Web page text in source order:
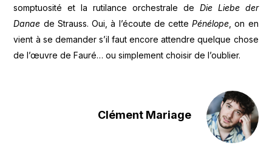
somptuosité et la rutilance orchestrale de Die Liebe der
Danae de Strauss. Oui, à l’écoute de cettePénélope, on en
vient à se demander s’il faut encore attendre quelque chose
de l’œuvre de Fauré… ou simplement choisir de l’oublier.
Clément Mariage